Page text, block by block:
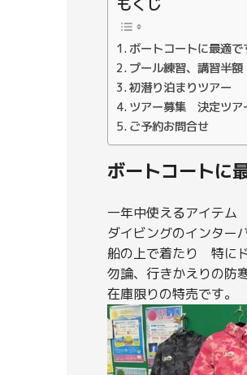
ボートコートに最適で
プール練習、講習半額
初潜り泊まりツアー
ツアー募集 決定ツア
ご予約お問合せ
ボートコートに
一年中使えるアイテム
ダイビングのインター
船の上で着たり 特に
勿論、行きかえりの防
在庫限りの特売です。